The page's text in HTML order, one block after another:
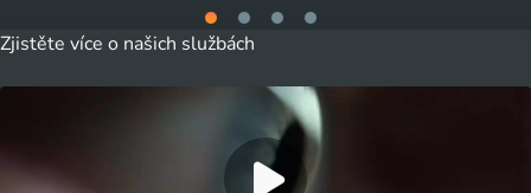
Zjistěte více o našich službách